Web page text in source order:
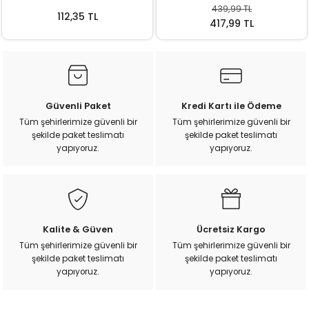
112,35 TL
439,99 TL
417,99 TL
Güvenli Paket
Tüm şehirlerimize güvenli bir
şekilde paket teslimatı
yapıyoruz.
Kredi Kartı ile Ödeme
Tüm şehirlerimize güvenli bir
şekilde paket teslimatı
yapıyoruz.
Kalite & Güven
Tüm şehirlerimize güvenli bir
şekilde paket teslimatı
yapıyoruz.
Ücretsiz Kargo
Tüm şehirlerimize güvenli bir
şekilde paket teslimatı
yapıyoruz.